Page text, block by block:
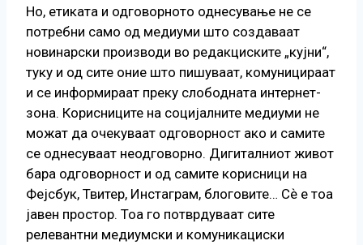
Но, етиката и одговорното однесување не се
потребни само од медиуми што создаваат
новинарски производи во редакциските „кујни“,
туку и од сите оние што пишуваат, комуницираат
и се информираат преку слободната интернет-
зона. Корисниците на социјалните медиуми не
можат да очекуваат одговорност ако и самите
се однесуваат неодговорно. Дигиталниот живот
бара одговорност и од самите корисници на
Фејсбук, Твитер, Инстаграм, блоговите… Сѐ е тоа
јавен простор. Тоа го потврдуваат сите
релевантни медиумски и комуникациски